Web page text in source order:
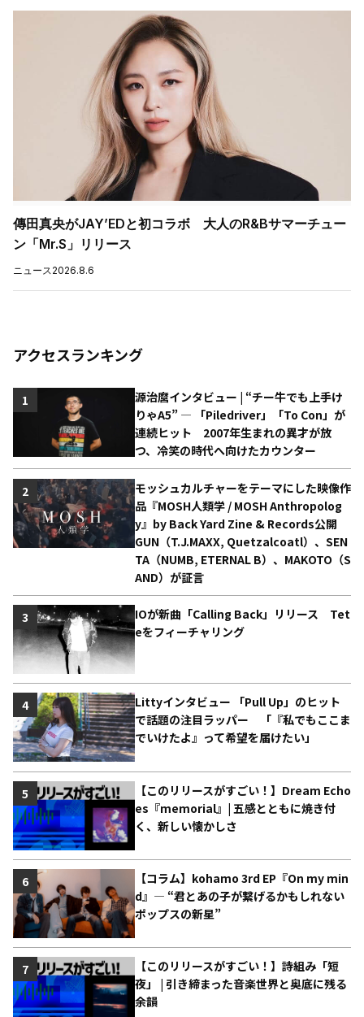
傳田真央がJAY’EDと初コラボ 大人のR&Bサマーチュー
ン「Mr.S」リリース
ニュース2026.8.6
アクセスランキング
源治麿インタビュー | “チー牛でも上手け
りゃA5” ― 「Piledriver」「To Con」が
連続ヒット 2007年生まれの異才が放
つ、冷笑の時代へ向けたカウンター
1
モッシュカルチャーをテーマにした映像作
品『MOSH人類学 / MOSH Anthropolog
y』by Back Yard Zine & Records公開
GUN（T.J.MAXX, Quetzalcoatl）、SEN
TA（NUMB, ETERNAL B）、MAKOTO（S
AND）が証言
2
IOが新曲「Calling Back」リリース Tet
eをフィーチャリング
3
Littyインタビュー 「Pull Up」のヒット
で話題の注目ラッパー 「『私でもここま
でいけたよ』って希望を届けたい」
4
【このリリースがすごい！】Dream Echo
es『memorial』| 五感とともに焼き付
く、新しい懐かしさ
5
【コラム】kohamo 3rd EP『On my min
d』― “君とあの子が繋げるかもしれない
ポップスの新星”
6
【このリリースがすごい！】詩組み「短
夜」 | 引き締まった音楽世界と奥底に残る
余韻
7